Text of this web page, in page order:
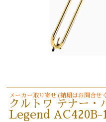
メーカー取り寄せ(納期はお問合せ
クルトワ テナー・
Legend AC420B-1